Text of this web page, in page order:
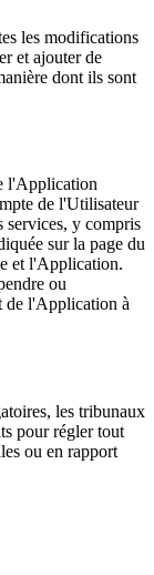
les modifications
et ajouter de
dont ils sont
l'Application
de l'Utilisateur
services, y compris
sur la page du
et l'Application.
ou
de l'Application à
les tribunaux
pour régler tout
ou en rapport